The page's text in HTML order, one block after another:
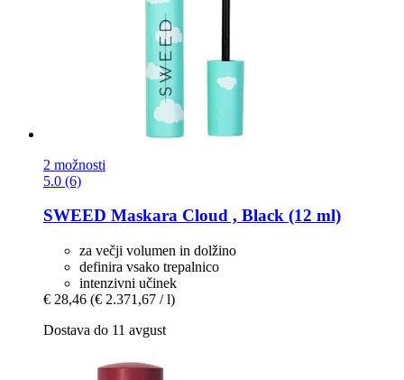
2 možnosti
5.0 (6)
SWEED Maskara Cloud , Black (12 ml)
za večji volumen in dolžino
definira vsako trepalnico
intenzivni učinek
€ 28,46 (€ 2.371,67 / l)
Dostava do 11 avgust